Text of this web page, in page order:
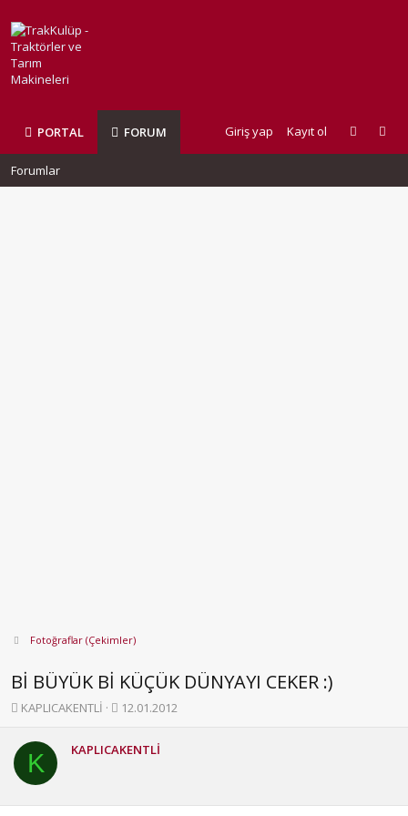
PORTAL FORUM Giriş yap Kayıt ol
Forumlar
Fotoğraflar (Çekimler)
Bİ BÜYÜK Bİ KÜÇÜK DÜNYAYI CEKER :)
K
n
y
u
KAPLICAKENTLİ
B
l
g
12.01.2012
K KAPLICAKENTLİ